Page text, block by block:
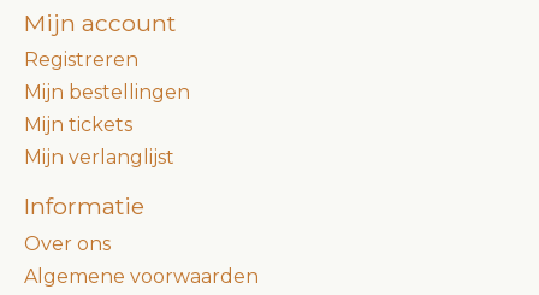
Mijn account
Registreren
Mijn bestellingen
Mijn tickets
Mijn verlanglijst
Informatie
Over ons
Algemene voorwaarden